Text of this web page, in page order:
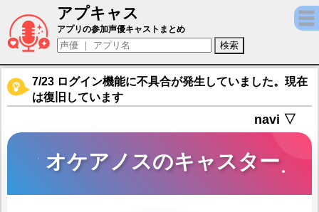
アプキャス
オケアノスのキャスター（声優：茜屋日海
アプリの参加声優キャストまとめ
7/23 ログイン機能に不具合が発生していました。現在
は復旧しています
navi ▽
オケアノスのキャスター